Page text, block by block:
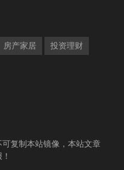
房产家居 投资理财
复制本站镜像，本站文章